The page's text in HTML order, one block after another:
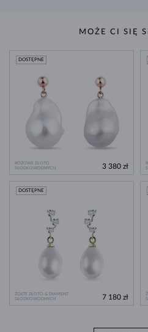
MOŻE CI SIĘ
RÓŻOWE ZŁOTO
SŁODKOWODNYCH
DOSTĘPNE
3 380 zł
ŻÓŁTE ZŁOTO & DIAMENT
SŁODKOWODNYCH
DOSTĘPNE
7 180 zł